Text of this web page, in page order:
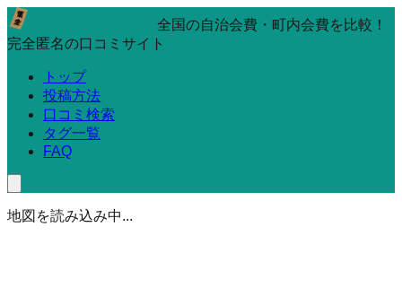
全国の自治会費・町内会費を比較！
完全匿名の口コミサイト
トップ
投稿方法
口コミ検索
タグ一覧
FAQ
地図を読み込み中...